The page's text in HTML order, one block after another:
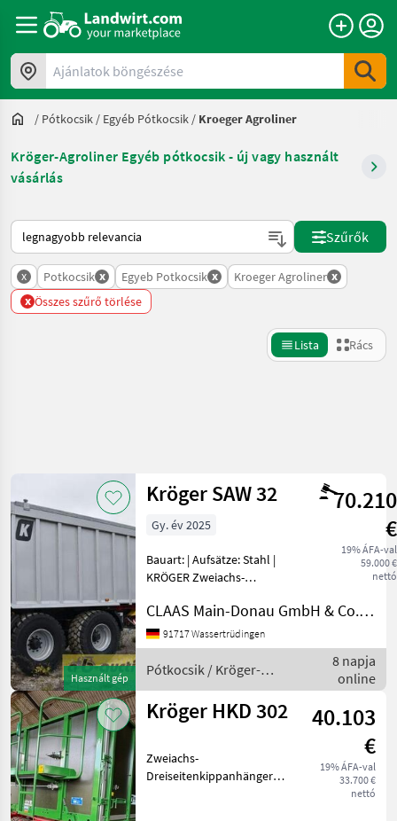
Ajánlatok böngészése
/ Pótkocsik / Egyéb Pótkocsik / Kroeger Agroliner
Kröger-Agroliner Egyéb pótkocsik - új vagy használt
vásárlás
Így van sorba rendezve a Landwirt.com-on
Szűrők
x Potkocsik x Egyeb Potkocsik x Kroeger Agroliner x
x Összes szűrő törlése
Lista Rács
Kategória 4 Ország Szűrők
Mezőgazdasági
gépek/eszközök
Potkocsik
Egyeb
Potkocsik
Kroeger
Agroliner
KATEGÓRIA
KIVÁLASZTÁSA
Kröger-Agroliner
3 eredmény
megjelenítése
Használt gép
Kröger SAW 32
70.210
€
19% ÁFA-val
59.000 €
nettó
Gy. év 2025
Bauart: | Aufsätze: Stahl |
KRÖGER Zweiachs-
SAW 32Baujahr 202532 to.
zul. Gesamtgewichtfester
Bordwandaufsatz,
Stahlsteckbarer
CLAAS Main-Donau GmbH & Co. KG, Wassertrüdingen
91717 Wassertrüdingen
Pótkocsik / Kröger-
Agroliner
8 napja
online
Kröger HKD 302
40.103
€
19% ÁFA-val
33.700 €
nettó
Zweiachs-
Dreiseitenkippanhänger